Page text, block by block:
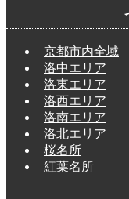
京都市内全域
洛中エリア
洛東エリア
洛西エリア
洛南エリア
洛北エリア
桜名所
紅葉名所